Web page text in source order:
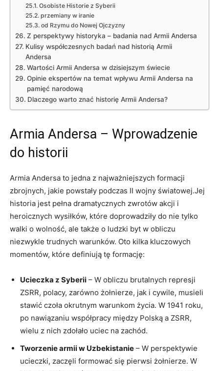
Osobiste Historie z Syberii
przemiany w iranie
od Rzymu do Nowej Ojczyzny
Z perspektywy historyka – badania nad Armii Andersa
Kulisy współczesnych badań nad historią Armii
Andersa
Wartości Armii Andersa w dzisiejszym świecie
Opinie ekspertów na temat wpływu Armii Andersa na
pamięć narodową
Dlaczego warto znać historię Armii Andersa?
Armia Andersa – Wprowadzenie
do historii
Armia Andersa to jedna z najważniejszych formacji
zbrojnych, jakie powstały podczas II wojny światowej.Jej
historia jest pełna dramatycznych zwrotów akcji i
heroicznych wysiłków, które doprowadziły do nie tylko
walki o wolność, ale także o ludzki byt w obliczu
niezwykle trudnych warunków. Oto kilka kluczowych
momentów, które definiują tę formację:
Ucieczka z Syberii – W obliczu brutalnych represji
ZSRR, polacy, zarówno żołnierze, jak i cywile, musieli
stawić czoła okrutnym warunkom życia. W 1941 roku,
po nawiązaniu współpracy między Polską a ZSRR,
wielu z nich zdołało uciec na zachód.
Tworzenie armii w Uzbekistanie – W perspektywie
ucieczki, zaczęli formować się pierwsi żołnierze. W